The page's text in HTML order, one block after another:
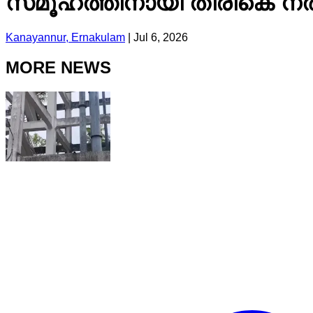
Kanayannur, Ernakulam Jul 6, 2026
MORE NEWS